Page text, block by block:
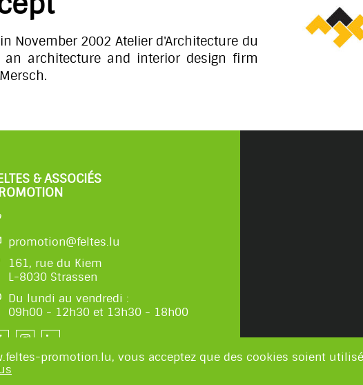
November 2002 Atelier d'Architecture du
an architecture and interior design firm
& ASSOCIÉS
promotion@feltes.lu
161, rue du Kiem
L-8030 Strassen
Du lundi au vendredi :
09h00 - 12h30 et 13h30 - 18h00
promotion.lu, vous acceptez que des cookies soient